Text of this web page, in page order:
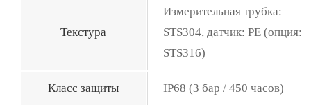
Текстура
Измерительная трубка:
STS304, датчик: PE (опция:
STS316)
Класс защиты IP68 (3 бар / 450 часов)